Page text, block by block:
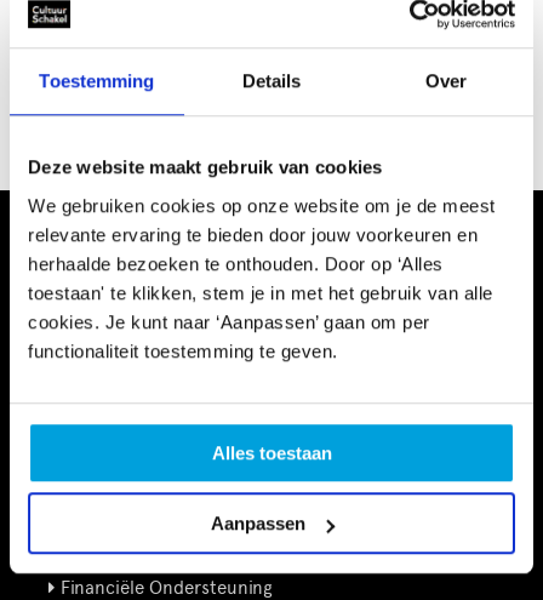
Toestemming Details Over
Deze website maakt gebruik van cookies
We gebruiken cookies op onze website om je de meest
relevante ervaring te bieden door jouw voorkeuren en
herhaalde bezoeken te onthouden. Door op ‘Alles
toestaan' te klikken, stem je in met het gebruik van alle
cookies. Je kunt naar ‘Aanpassen’ gaan om per
functionaliteit toestemming te geven.
Alles toestaan
Aanpassen
op.
Den Haag
Informatie
Schooltijd
Financiële Ondersteuning